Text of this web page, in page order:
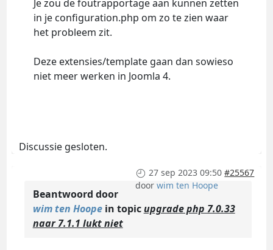
Je zou de foutrapportage aan kunnen zetten
in je configuration.php om zo te zien waar
het probleem zit.
Deze extensies/template gaan dan sowieso
niet meer werken in Joomla 4.
Discussie gesloten.
27 sep 2023 09:50 #25567
doorwim ten Hoope
Beantwoord door
wim ten Hoopein topicupgrade php 7.0.33
naar 7.1.1 lukt niet